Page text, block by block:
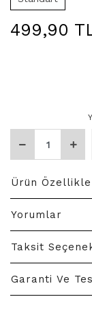
499,90
Ürün
Yorumlar
Taksit
Garanti Ve